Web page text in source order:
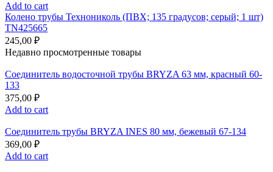
Add to cart
Колено трубы Технониколь (ПВХ; 135 градусов; серый; 1 шт)
TN425665
245,00 ₽
Недавно просмотренные товары
Соединитель водосточной трубы BRYZA 63 мм, краcный 60-
133
375,00 ₽
Add to cart
Соединитель трубы BRYZA INES 80 мм, бежевый 67-134
369,00 ₽
Add to cart